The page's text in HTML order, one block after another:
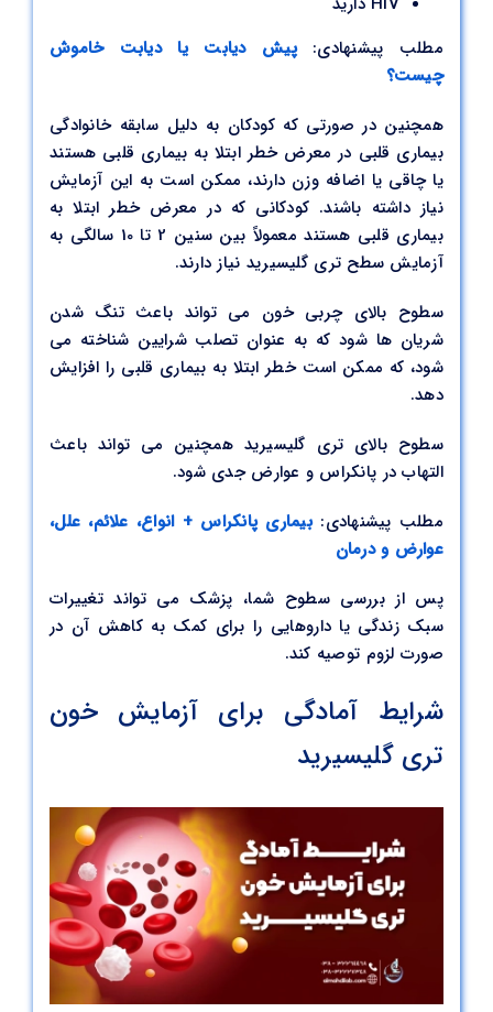
مطلب پیشنهادی:پیش دیابت یا دیابت خاموش
چیست؟
همچنین در صورتی که کودکان به دلیل سابقه خانوادگی
بیماری قلبی در معرض خطر ابتلا به بیماری قلبی هستند
یا چاقی یا اضافه وزن دارند، ممکن است به این آزمایش
نیاز داشته باشند. کودکانی که در معرض خطر ابتلا به
بیماری قلبی هستند معمولاً بین سنین 2 تا 10 سالگی به
آزمایش سطح تری گلیسیرید نیاز دارند.
سطوح بالای چربی خون می تواند باعث تنگ شدن
شریان ها شود که به عنوان تصلب شرایین شناخته می
شود، که ممکن است خطر ابتلا به بیماری قلبی را افزایش
دهد.
سطوح بالای تری گلیسیرید همچنین می تواند باعث
التهاب در پانکراس و عوارض جدی شود.
مطلب پیشنهادی:بیماری پانکراس + انواع، علائم، علل،
عوارض و درمان
پس از بررسی سطوح شما، پزشک می تواند تغییرات
سبک زندگی یا داروهایی را برای کمک به کاهش آن در
صورت لزوم توصیه کند.
شرایط آمادگی برای آزمایش خون
تری گلیسیرید